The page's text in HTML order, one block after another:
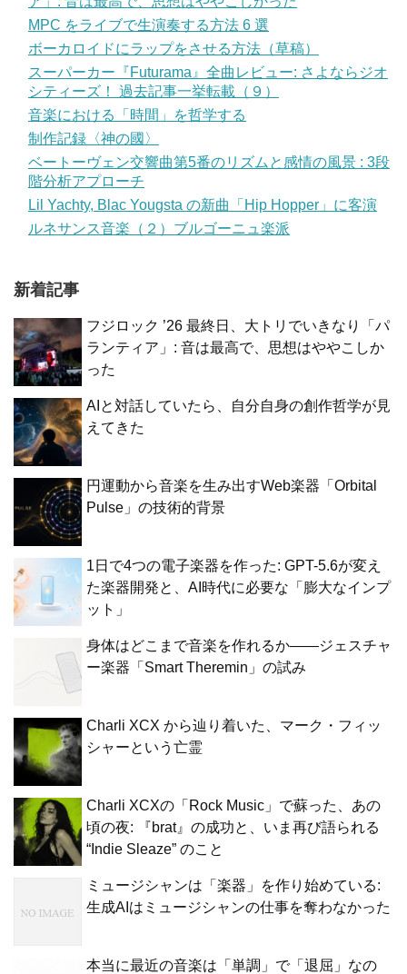
MPC をライブで生演奏する方法 6 選
ボーカロイドにラップをさせる方法（草稿）
スーパーカー『Futurama』全曲レビュー: さよならジオ
シティーズ！ 過去記事一挙転載（９）
音楽における「時間」を哲学する
制作記録〈神の國〉
ベートーヴェン交響曲第5番のリズムと感情の風景 : 3段
階分析アプローチ
Lil Yachty, Blac Yougsta の新曲「Hip Hopper」に客演
ルネサンス音楽（２）ブルゴーニュ楽派
新着記事
フジロック ’26 最終日、大トリでいきなり「パ
ランティア」: 音は最高で、思想はややこしか
った
AIと対話していたら、自分自身の創作哲学が見
えてきた
円運動から音楽を生み出すWeb楽器「Orbital
Pulse」の技術的背景
1日で4つの電子楽器を作った: GPT-5.6が変え
た楽器開発と、AI時代に必要な「膨大なインプ
ット」
身体はどこまで音楽を作れるか——ジェスチャ
ー楽器「Smart Theremin」の試み
Charli XCX から辿り着いた、マーク・フィッ
シャーという亡霊
Charli XCXの「Rock Music」で蘇った、あの
頃の夜: 『brat』の成功と、いま再び語られる
“Indie Sleaze” のこと
ミュージシャンは「楽器」を作り始めている:
生成AIはミュージシャンの仕事を奪わなかった
本当に最近の音楽は「単調」で「退屈」なの